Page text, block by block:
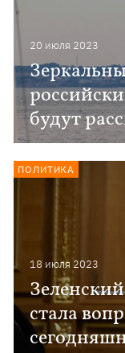
20 июля 2023
будут
18 июля 2023
стала
ПОЛИТИКА